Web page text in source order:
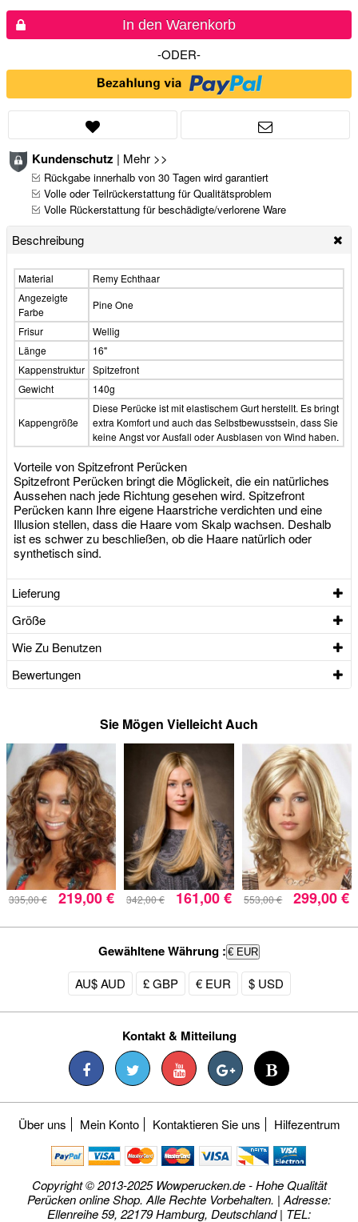
In den Warenkorb
-ODER-
Kundenschutz | Mehr >>
Rückgabe innerhalb von 30 Tagen wird garantiert
Volle oder Teilrückerstattung für Qualitätsproblem
Volle Rückerstattung für beschädigte/verlorene Ware
Beschreibung
Material
Remy Echthaar
Angezeigte
Farbe
Pine One
Frisur
Wellig
Länge
16"
Kappenstruktur Spitzefront
Gewicht
140g
Kappengröße
Diese Perücke ist mit elastischem Gurt herstellt. Es bringt
extra Komfort und auch das Selbstbewusstsein, dass Sie
keine Angst vor Ausfall oder Ausblasen von Wind haben.
Vorteile von Spitzefront Perücken
Spitzefront Perücken bringt die Möglickeit, die ein natürliches
Aussehen nach jede Richtung gesehen wird. Spitzefront
Perücken kann Ihre eigene Haarstriche verdichten und eine
Illusion stellen, dass die Haare vom Skalp wachsen. Deshalb
ist es schwer zu beschließen, ob die Haare natürlich oder
synthetisch sind.
Lieferung
Größe
Wie Zu Benutzen
Bewertungen
Sie Mögen Vielleicht Auch
335,00 € 219,00 € 342,00 € 161,00 € 553,00 € 299,00 €
Gewähltene Währung : € EUR
AU$ AUD £ GBP € EUR $ USD
Kontakt & Mitteilung
Über uns Mein Konto Kontaktieren Sie uns Hilfezentrum
Copyright © 2013-2025 Wowperucken.de - Hohe Qualität
Perücken online Shop. Alle Rechte Vorbehalten. | Adresse:
Ellenreihe 59, 22179 Hamburg, Deutschland | TEL: